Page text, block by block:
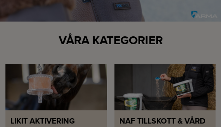
VÅRA KATEGORIER
LIKIT AKTIVERING NAF TILLSKOTT & VÅRD